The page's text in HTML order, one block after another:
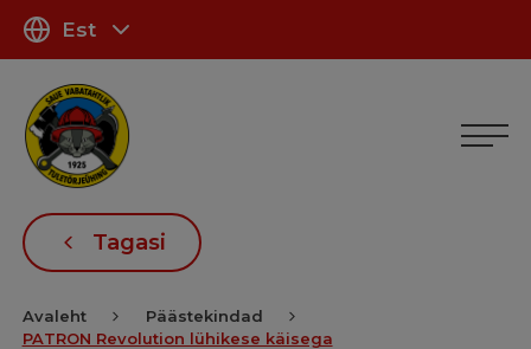
Est
Tagasi
Avaleht
Päästekindad
PATRON Revolution lühikese käisega